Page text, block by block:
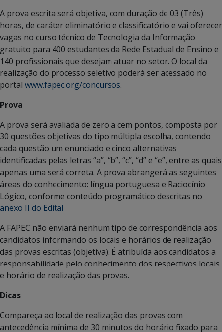
A prova escrita será objetiva, com duração de 03 (Três)
horas, de caráter eliminatório e classificatório e vai oferecer
vagas no curso técnico de Tecnologia da Informação
gratuito para 400 estudantes da Rede Estadual de Ensino e
140 profissionais que desejam atuar no setor. O local da
realização do processo seletivo poderá ser acessado no
portal www.fapec.org/concursos.
Prova
A prova será avaliada de zero a cem pontos, composta por
30 questões objetivas do tipo múltipla escolha, contendo
cada questão um enunciado e cinco alternativas
identificadas pelas letras “a”, “b”, “c”, “d” e “e”, entre as quais
apenas uma será correta. A prova abrangerá as seguintes
áreas do conhecimento: língua portuguesa e Raciocínio
Lógico, conforme conteúdo programático descritas no
anexo II do Edital
A FAPEC não enviará nenhum tipo de correspondência aos
candidatos informando os locais e horários de realização
das provas escritas (objetiva). É atribuída aos candidatos a
responsabilidade pelo conhecimento dos respectivos locais
e horário de realização das provas.
Dicas
Compareça ao local de realização das provas com
antecedência mínima de 30 minutos do horário fixado para